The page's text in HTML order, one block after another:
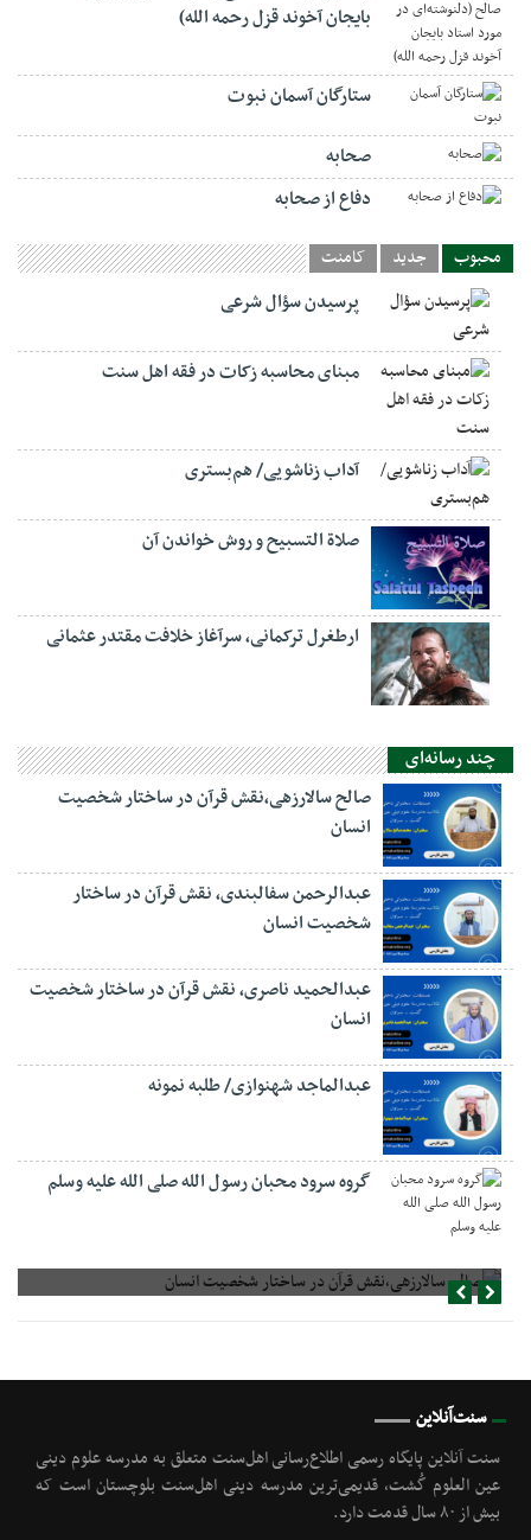
بایجان آخوند قزل رحمه الله)
ستارگان آسمان نبوت
صحابه
دفاع از صحابه
محبوب جدید کامنت
پرسیدن سؤال شرعی
مبنای محاسبه زکات در فقه اهل سنت
آداب زناشویی/ هم‌بستری
صلاة التسبيح و روش خواندن آن
ارطغرل ترکمانی، سرآغاز خلافت مقتدر عثمانی
چند رسانه‌ای
صالح سالارزهی،‌نقش قرآن در ساختار شخصیت
انسان
عبدالرحمن سفالبندی، نقش قرآن در ساختار
شخصیت انسان
عبدالحمید ناصری، نقش قرآن در ساختار شخصیت
انسان
عبدالماجد شهنوازی/ طلبه نمونه
گروه سرود محبان رسول الله صلی الله علیه وسلم
صالح سالارزهی،‌نقش قرآن در ساختار شخصیت انسان
سنت‌آنلاین
سنت آنلاین پایگاه رسمی اطلاع‌رسانی اهل‌سنت متعلق به مدرسه علوم دینی
عین العلوم گُشت, قدیمی‌ترین مدرسه دینی اهل‌سنت بلوچستان است که
بیش از ۸۰ سال قدمت دارد.